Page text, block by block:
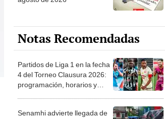
Notas Recomendadas
Partidos de Liga 1 en la fecha
4 del Torneo Clausura 2026:
programación, horarios y
Senamhi advierte llegada de